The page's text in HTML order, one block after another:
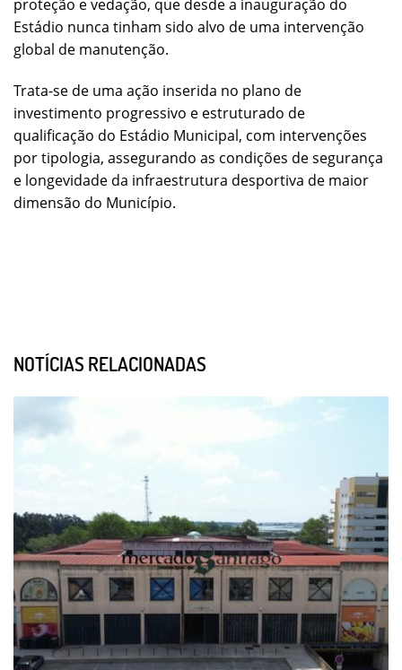
proteção e vedação, que desde a inauguração do
Estádio nunca tinham sido alvo de uma intervenção
global de manutenção.
Trata-se de uma ação inserida no plano de
investimento progressivo e estruturado de
qualificação do Estádio Municipal, com intervenções
por tipologia, assegurando as condições de segurança
e longevidade da infraestrutura desportiva de maior
dimensão do Município.
NOTÍCIAS RELACIONADAS